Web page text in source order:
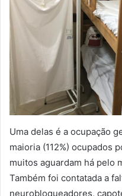
Uma delas é a ocupação
maioria (112%) ocupados
muitos aguardam há pelo
Também foi contatada a
neurobloqueadores,